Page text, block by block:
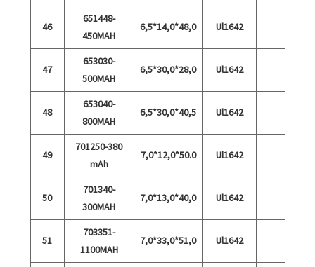
46
651448-
450MAH
6,5*14,0*48,0 Ul1642
47
653030-
500MAH
6,5*30,0*28,0 Ul1642
48
653040-
800MAH
6,5*30,0*40,5 Ul1642
49
701250-380
mAh
7,0*12,0*50.0 Ul1642
50
701340-
300MAH
7,0*13,0*40,0 Ul1642
51
703351-
1100MAH
7,0*33,0*51,0 Ul1642